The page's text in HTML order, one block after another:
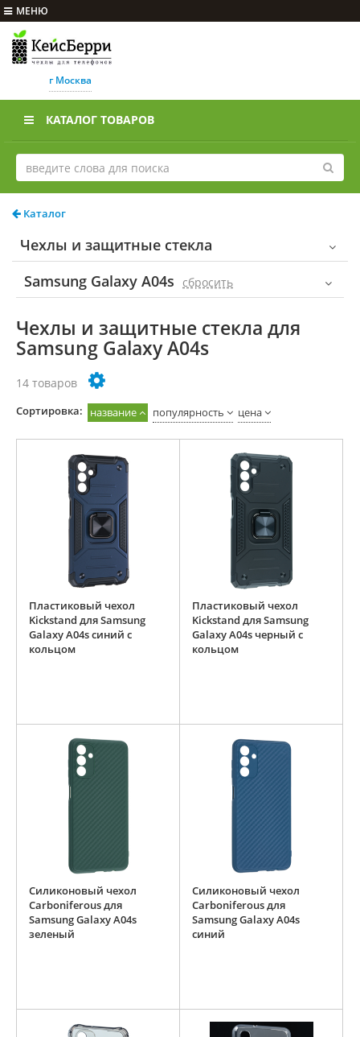
МЕНЮ
г Москва
КАТАЛОГ ТОВАРОВ
Каталог
Чехлы и защитные стекла
Samsung Galaxy A04s
cбросить
Чехлы и защитные стекла для
Samsung Galaxy A04s
14 товаров
Cортировка: название популярность цена
Пластиковый чехол
Kickstand для Samsung
Galaxy A04s синий с
кольцом
Пластиковый чехол
Kickstand для Samsung
Galaxy A04s черный с
кольцом
Силиконовый чехол
Carboniferous для
Samsung Galaxy A04s
зеленый
Силиконовый чехол
Carboniferous для
Samsung Galaxy A04s
синий